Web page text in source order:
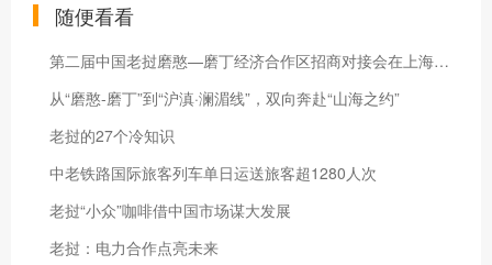
随便看看
第二届中国老挝磨憨—磨丁经济合作区招商对接会在上海成功举办
从“磨憨-磨丁”到“沪滇·澜湄线”，双向奔赴“山海之约”
老挝的27个冷知识
中老铁路国际旅客列车单日运送旅客超1280人次
老挝“小众”咖啡借中国市场谋大发展
老挝：电力合作点亮未来